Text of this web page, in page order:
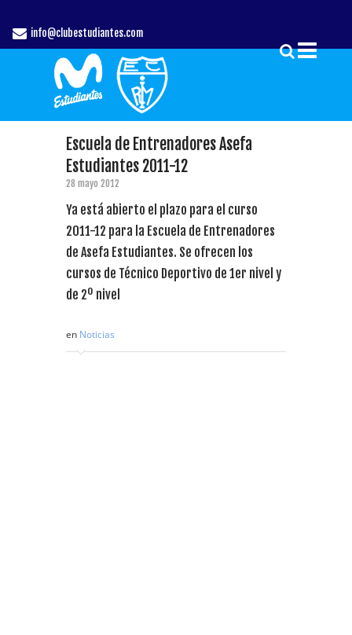
info@clubestudiantes.com
Escuela de Entrenadores Asefa
Estudiantes 2011-12
28 mayo 2012
Ya está abierto el plazo para el curso
2011-12 para la Escuela de Entrenadores
de Asefa Estudiantes. Se ofrecen los
cursos de Técnico Deportivo de 1er nivel y
de 2º nivel
en Noticias